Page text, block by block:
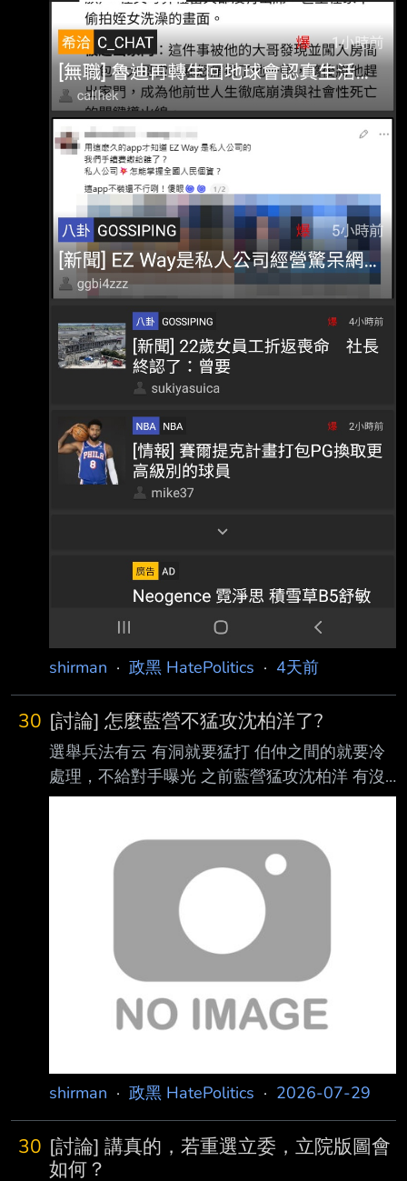
http://i.imgur.com/2FSPZC3.jpg 甚至負責人也是
財政部指派 http://i.imgur.com/ETIpxEO.jpg 這樣
的經營模式，有問題嗎？ ----- Sent from JPTT
on my Samsung SM-
shirman · 政黑 HatePolitics · 4天前
30 [討論] 怎麼藍營不猛攻沈柏洋了?
選舉兵法有云 有洞就要猛打 伯仲之間的就要冷
處理，不給對手曝光 之前藍營猛攻沈柏洋 有沒
有效不知道，藍營都說自己狂贏、猛贏 但很明
選舉戰績，眾所周知…… 所以 為什麼藍營現在要
冷處理沈柏洋啊？ ----- Sent from JPTT on my
Samsung SM-N950F. --
shirman · 政黑 HatePolitics · 2026-07-29
30 [討論] 講真的，若重選立委，立院版圖會
如何？